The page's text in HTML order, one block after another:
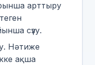
арттыру
сүзу.
Нәтиже
ақша